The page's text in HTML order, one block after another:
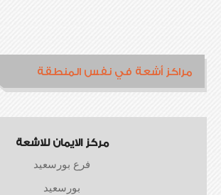
مراكز أشعة في نفس المنطقة
مركز الايمان للاشعة
فرع بورسعيد
بورسعيد